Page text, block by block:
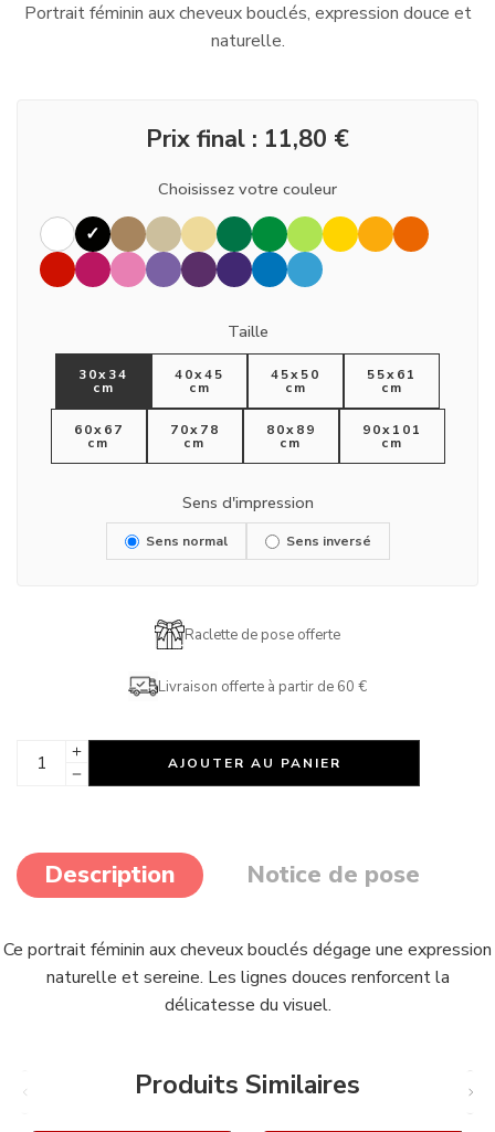
Portrait féminin aux cheveux bouclés, expression douce et
naturelle.
Prix final : 11,80 €
Choisissez votre couleur
Taille
30x34
cm
40x45
cm
45x50
cm
55x61
cm
60x67
cm
70x78
cm
80x89
cm
90x101
cm
Sens d'impression
Sens normal Sens inversé
Raclette de pose offerte
Livraison offerte à partir de 60 €
AJOUTER AU PANIER
Description Notice de pose
Ce portrait féminin aux cheveux bouclés dégage une expression
naturelle et sereine. Les lignes douces renforcent la
délicatesse du visuel.
Produits Similaires